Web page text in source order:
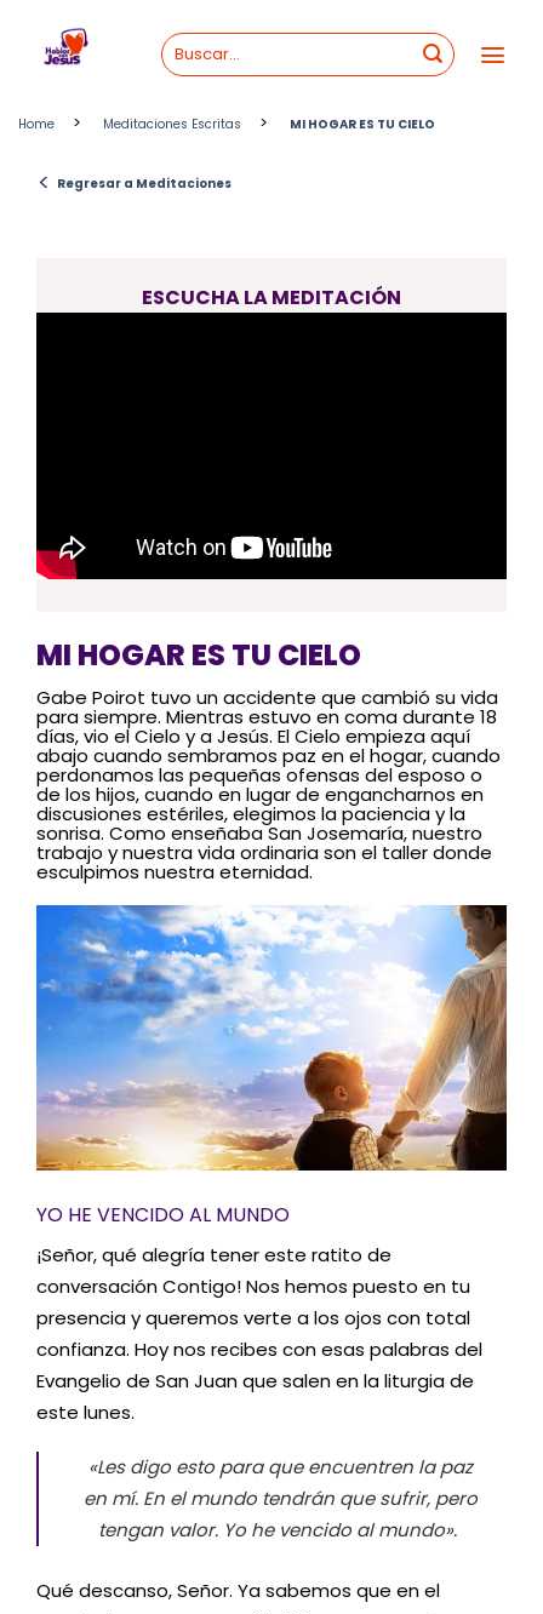
content
Home > Meditaciones Escritas > MI HOGAR ES TU CIELO
< Regresar a Meditaciones
ESCUCHA LA MEDITACIÓN
MI HOGAR ES TU CIELO
Gabe Poirot tuvo un accidente que cambió su vida
para siempre. Mientras estuvo en coma durante 18
días, vio el Cielo y a Jesús. El Cielo empieza aquí
abajo cuando sembramos paz en el hogar, cuando
perdonamos las pequeñas ofensas del esposo o
de los hijos, cuando en lugar de engancharnos en
discusiones estériles, elegimos la paciencia y la
sonrisa. Como enseñaba San Josemaría, nuestro
trabajo y nuestra vida ordinaria son el taller donde
esculpimos nuestra eternidad.
YO HE VENCIDO AL MUNDO
¡Señor, qué alegría tener este ratito de
conversación Contigo! Nos hemos puesto en tu
presencia y queremos verte a los ojos con total
confianza. Hoy nos recibes con esas palabras del
Evangelio de San Juan que salen en la liturgia de
este lunes.
«Les digo esto para que encuentren la paz
en mí. En el mundo tendrán que sufrir, pero
tengan valor. Yo he vencido al mundo».
Qué descanso, Señor. Ya sabemos que en el